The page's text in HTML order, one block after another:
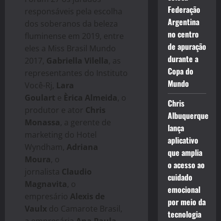
responsáveis pela escolha
dos soberanos da beleza
fluminense em 2019, entre
eles a Miss Brasil Mundo
2017, Gabriella Vilella , as
representantes do Instituto
Você-Rj, Lara
Goulart e Èrica Almeida , o
produtor e ator Chris
Monassa , a gerente de
marketing do Hotel
Wyndham, Adriana
Moura , o
jornalista Claudio
Magnavita , o
empresário Alexis de
Vaulx do Camarote Brasil,
Federação
Argentina
no centro
de apuração
durante a
Copa do
Mundo
Chris
Albuquerque
lança
aplicativo
que amplia
o acesso ao
cuidado
emocional
por meio da
tecnologia